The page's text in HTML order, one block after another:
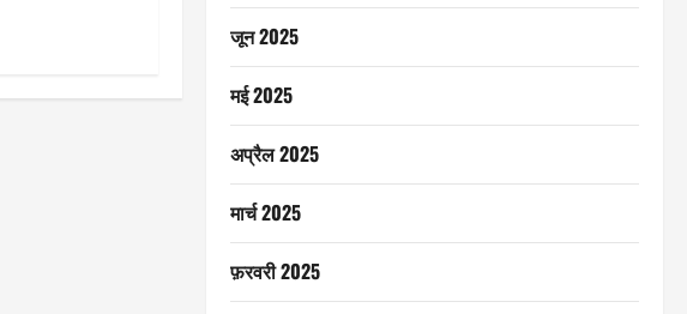
जून 2025
मई 2025
अप्रैल 2025
मार्च 2025
फ़रवरी 2025